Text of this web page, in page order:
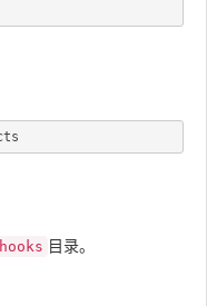
hooks 目录。